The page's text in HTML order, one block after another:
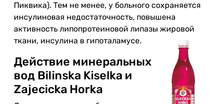
Пиквика). Тем не менее, у больного сохраняется
инсулиновая недостаточность, повышена
активность липопротеиновой липазы жировой
ткани, инсулина в гипоталамусе.
Действие минеральных
вод Bilinska Kiselka и
Zajecicka Horka